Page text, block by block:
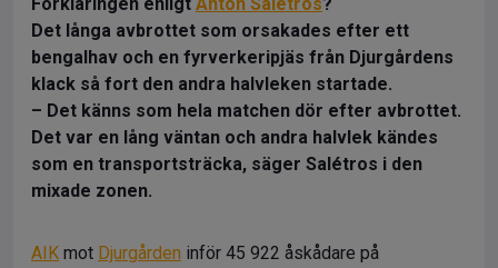
Det långa avbrottet som orsakades efter ett
bengalhav och en fyrverkeripjäs från Djurgårdens
klack så fort den andra halvleken startade.
– Det känns som hela matchen dör efter avbrottet.
Det var en lång väntan och andra halvlek kändes
som en transportsträcka, säger Salétros i den
mixade zonen.
AIK mot Djurgården inför 45 922 åskådare på